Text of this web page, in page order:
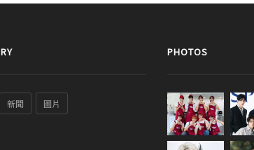
新聞 圖片
PHOTOS